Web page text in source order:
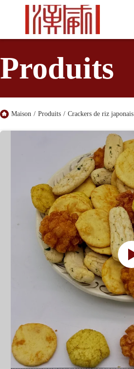
Produits
Maison / Produits / Crackers de riz japonais